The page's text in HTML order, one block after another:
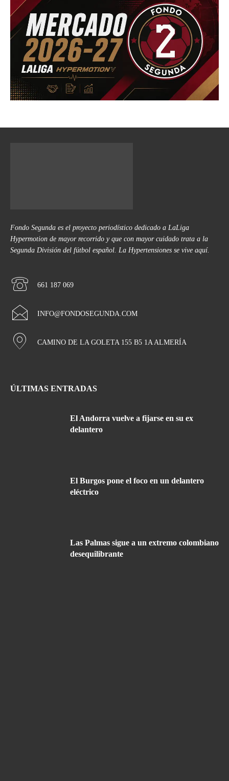
Fondo Segunda es el proyecto periodístico dedicado a LaLiga
Hypermotion de mayor recorrido y que con mayor cuidado trata a la
Segunda División del fútbol español. La Hypertensiones se vive aquí.
661 187 069
INFO@FONDOSEGUNDA.COM
CAMINO DE LA GOLETA 155 B5 1A ALMERÍA
ÚLTIMAS ENTRADAS
El Andorra vuelve a fijarse en su ex
delantero
El Burgos pone el foco en un delantero
eléctrico
Las Palmas sigue a un extremo colombiano
desequilibrante